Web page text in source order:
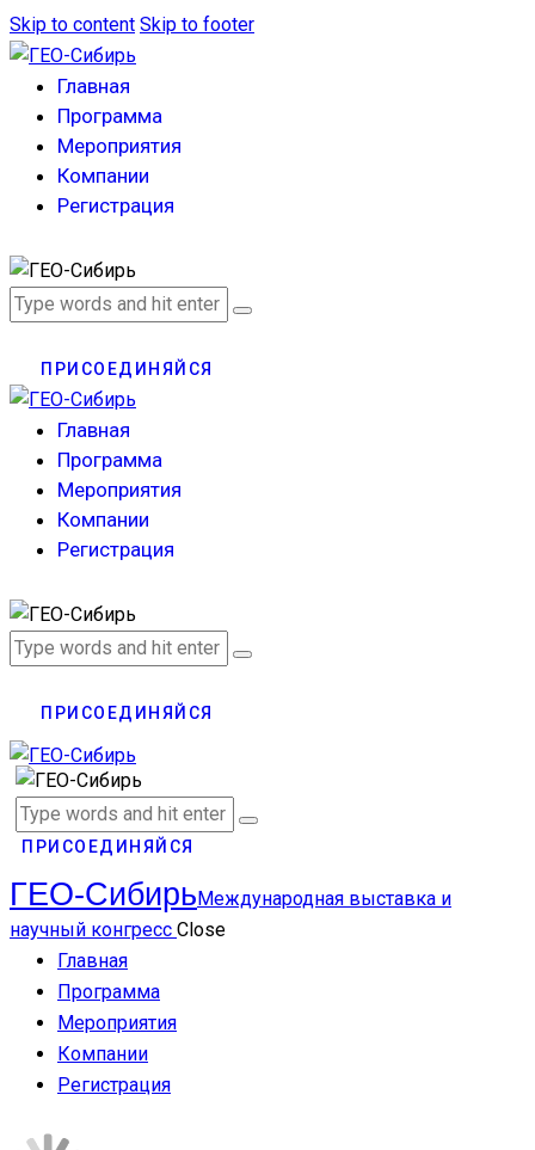
Skip to content Skip to footer
Главная
Программа
Мероприятия
Компании
Регистрация
ПРИСОЕДИНЯЙСЯ
Главная
Программа
Мероприятия
Компании
Регистрация
ПРИСОЕДИНЯЙСЯ
ПРИСОЕДИНЯЙСЯ
ГЕО-СибирьМеждународная выставка и
научный конгресс Close
Главная
Программа
Мероприятия
Компании
Регистрация